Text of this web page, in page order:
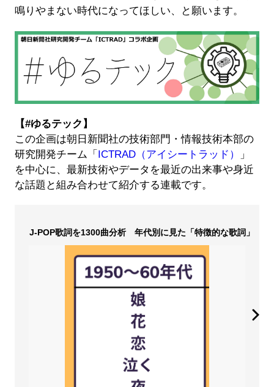
鳴りやまない時代になってほしい、と願います。
【#ゆるテック】
この企画は朝日新聞社の技術部門・情報技術本部の
研究開発チーム「 ICTRAD（アイシートラッド）
」
を中心に、最新技術やデータを最近の出来事や身近
な話題と組み合わせて紹介する連載です。
J-POP歌詞を1300曲分析 年代別に見た「特徴的な歌詞」